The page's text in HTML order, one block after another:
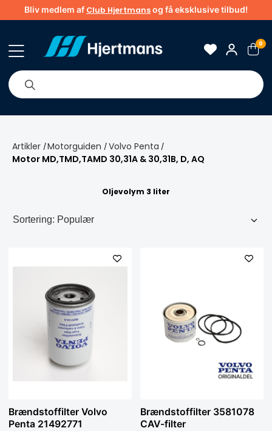
Bliv medlem af Club Hjertmansog få eksklusive tilbud!
0
Om os Brands Tips & guider
Artikler /Motorguiden / Volvo Penta /
Motor MD,TMD,TAMD 30,31A & 30,31B, D, AQ
Oljevolym 3 liter
Brændstoffilter Volvo
Penta 21492771
Brændstoffilter 3581078
CAV-filter